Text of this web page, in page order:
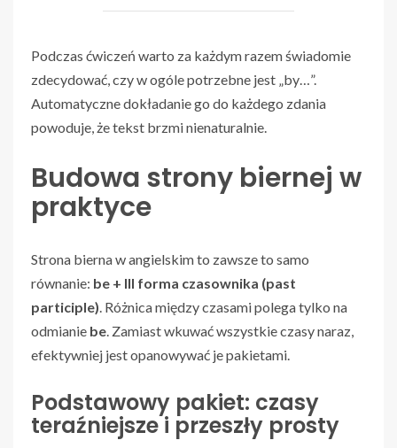
Podczas ćwiczeń warto za każdym razem świadomie
zdecydować, czy w ogóle potrzebne jest „by…”.
Automatyczne dokładanie go do każdego zdania
powoduje, że tekst brzmi nienaturalnie.
Budowa strony biernej w
praktyce
Strona bierna w angielskim to zawsze to samo
równanie: be + III forma czasownika (past
participle). Różnica między czasami polega tylko na
odmianie be. Zamiast wkuwać wszystkie czasy naraz,
efektywniej jest opanowywać je pakietami.
Podstawowy pakiet: czasy
teraźniejsze i przeszły prosty